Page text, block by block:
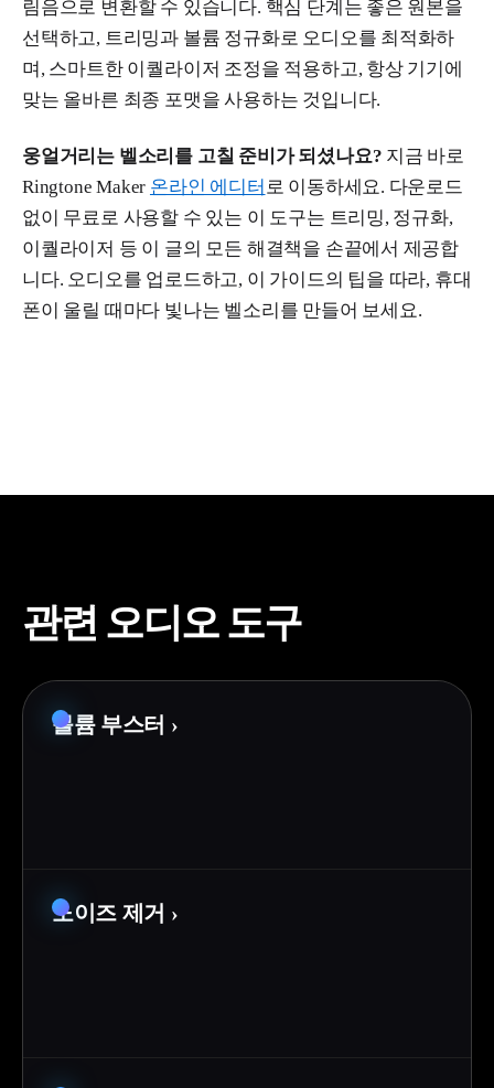
림음으로 변환할 수 있습니다. 핵심 단계는 좋은 원본을
선택하고, 트리밍과 볼륨 정규화로 오디오를 최적화하
며, 스마트한 이퀄라이저 조정을 적용하고, 항상 기기에
맞는 올바른 최종 포맷을 사용하는 것입니다.
웅얼거리는 벨소리를 고칠 준비가 되셨나요? 지금 바로
Ringtone Maker 온라인 에디터 로 이동하세요. 다운로드
없이 무료로 사용할 수 있는 이 도구는 트리밍, 정규화,
이퀄라이저 등 이 글의 모든 해결책을 손끝에서 제공합
니다. 오디오를 업로드하고, 이 가이드의 팁을 따라, 휴대
폰이 울릴 때마다 빛나는 벨소리를 만들어 보세요.
관련 오디오 도구
볼륨 부스터 ›
노이즈 제거 ›